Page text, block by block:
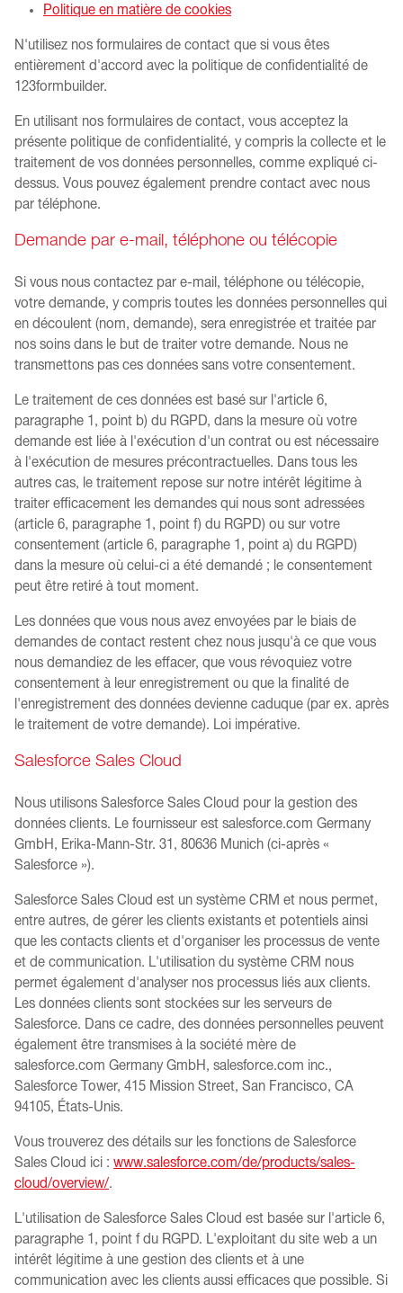
Politique en matière de cookies
N'utilisez nos formulaires de contact que si vous êtes
entièrement d'accord avec la politique de confidentialité de
123formbuilder.
En utilisant nos formulaires de contact, vous acceptez la
présente politique de confidentialité, y compris la collecte et le
traitement de vos données personnelles, comme expliqué ci-
dessus. Vous pouvez également prendre contact avec nous
par téléphone.
Demande par e-mail, téléphone ou télécopie
Si vous nous contactez par e-mail, téléphone ou télécopie,
votre demande, y compris toutes les données personnelles qui
en découlent (nom, demande), sera enregistrée et traitée par
nos soins dans le but de traiter votre demande. Nous ne
transmettons pas ces données sans votre consentement.
Le traitement de ces données est basé sur l'article 6,
paragraphe 1, point b) du RGPD, dans la mesure où votre
demande est liée à l'exécution d'un contrat ou est nécessaire
à l'exécution de mesures précontractuelles. Dans tous les
autres cas, le traitement repose sur notre intérêt légitime à
traiter efficacement les demandes qui nous sont adressées
(article 6, paragraphe 1, point f) du RGPD) ou sur votre
consentement (article 6, paragraphe 1, point a) du RGPD)
dans la mesure où celui-ci a été demandé ; le consentement
peut être retiré à tout moment.
Les données que vous nous avez envoyées par le biais de
demandes de contact restent chez nous jusqu'à ce que vous
nous demandiez de les effacer, que vous révoquiez votre
consentement à leur enregistrement ou que la finalité de
l'enregistrement des données devienne caduque (par ex. après
le traitement de votre demande). Loi impérative.
Salesforce Sales Cloud
Nous utilisons Salesforce Sales Cloud pour la gestion des
données clients. Le fournisseur est salesforce.com Germany
GmbH, Erika-Mann-Str. 31, 80636 Munich (ci-après «
Salesforce »).
Salesforce Sales Cloud est un système CRM et nous permet,
entre autres, de gérer les clients existants et potentiels ainsi
que les contacts clients et d'organiser les processus de vente
et de communication. L'utilisation du système CRM nous
permet également d'analyser nos processus liés aux clients.
Les données clients sont stockées sur les serveurs de
Salesforce. Dans ce cadre, des données personnelles peuvent
également être transmises à la société mère de
salesforce.com Germany GmbH, salesforce.com inc.,
Salesforce Tower, 415 Mission Street, San Francisco, CA
94105, États-Unis.
Vous trouverez des détails sur les fonctions de Salesforce
Sales Cloud ici : www.salesforce.com/de/products/sales-
cloud/overview/.
L'utilisation de Salesforce Sales Cloud est basée sur l'article 6,
paragraphe 1, point f du RGPD. L'exploitant du site web a un
intérêt légitime à une gestion des clients et à une
communication avec les clients aussi efficaces que possible. Si